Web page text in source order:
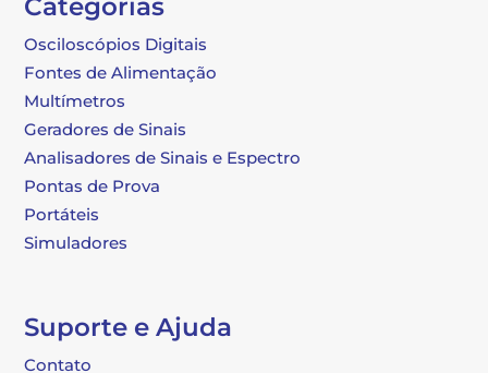
Categorias
Osciloscópios Digitais
Fontes de Alimentação
Multímetros
Geradores de Sinais
Analisadores de Sinais e Espectro
Pontas de Prova
Portáteis
Simuladores
Suporte e Ajuda
Contato